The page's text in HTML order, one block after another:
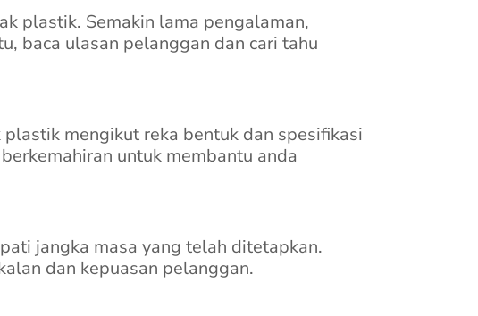
plastik. Semakin lama pengalaman,
baca ulasan pelanggan dan cari tahu
mengikut reka bentuk dan spesifikasi
untuk membantu anda
jangka masa yang telah ditetapkan.
dan kepuasan pelanggan.